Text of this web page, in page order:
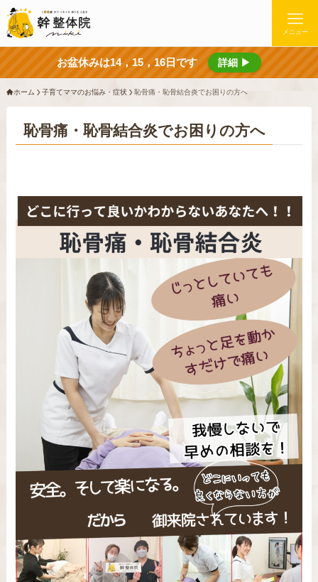
メニュー
お盆休みは14，15，16日です 詳細 ▶
ホーム 子育てママのお悩み・症状 恥骨痛・恥骨結合炎でお困りの方へ
恥骨痛・恥骨結合炎でお困りの方へ